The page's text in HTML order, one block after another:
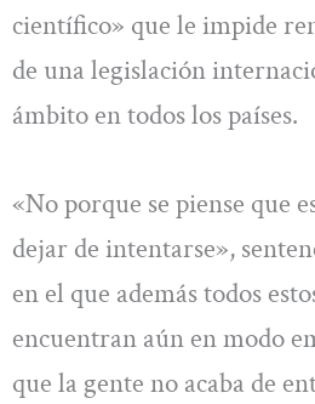
científico» que le impide
de una legislación
ámbito en todos los países.
«No porque se piense que
dejar de intentarse»,
en el que además todos
encuentran aún en modo
que la gente no acaba de